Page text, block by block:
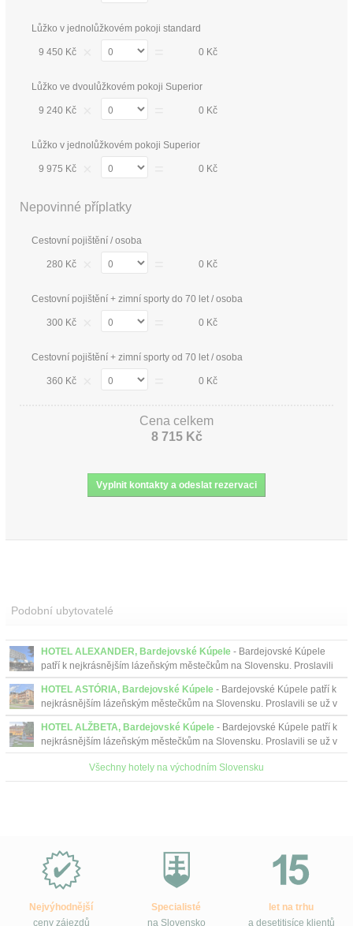
Lůžko v jednolůžkovém pokoji standard
9 450 Kč 0 Kč
Lůžko ve dvoulůžkovém pokoji Superior
9 240 Kč 0 Kč
Lůžko v jednolůžkovém pokoji Superior
9 975 Kč 0 Kč
Nepovinné příplatky
Cestovní pojištění / osoba
280 Kč 0 Kč
Cestovní pojištění + zimní sporty do 70 let / osoba
300 Kč 0 Kč
Cestovní pojištění + zimní sporty od 70 let / osoba
360 Kč 0 Kč
Cena celkem
8 715 Kč
Podobní ubytovatelé
HOTEL ALEXANDER, Bardejovské Kúpele - Bardejovské Kúpele
patří k nejkrásnějším lázeňským městečkům na Slovensku. Proslavili
se už v minulosti, nejen svými minerálními vodami...
HOTEL ASTÓRIA, Bardejovské Kúpele - Bardejovské Kúpele patří k
nejkrásnějším lázeňským městečkům na Slovensku. Proslavili se už v
minulosti, nejen svými minerálními vodami...
HOTEL ALŽBETA, Bardejovské Kúpele - Bardejovské Kúpele patří k
nejkrásnějším lázeňským městečkům na Slovensku. Proslavili se už v
minulosti, nejen svými minerálními vodami...
Všechny hotely na východním Slovensku
Slovensko.cz?
Nejvýhodnější
ceny zájezdů
Specialisté
na Slovensko
let na trhu
a desetitisíce klientů